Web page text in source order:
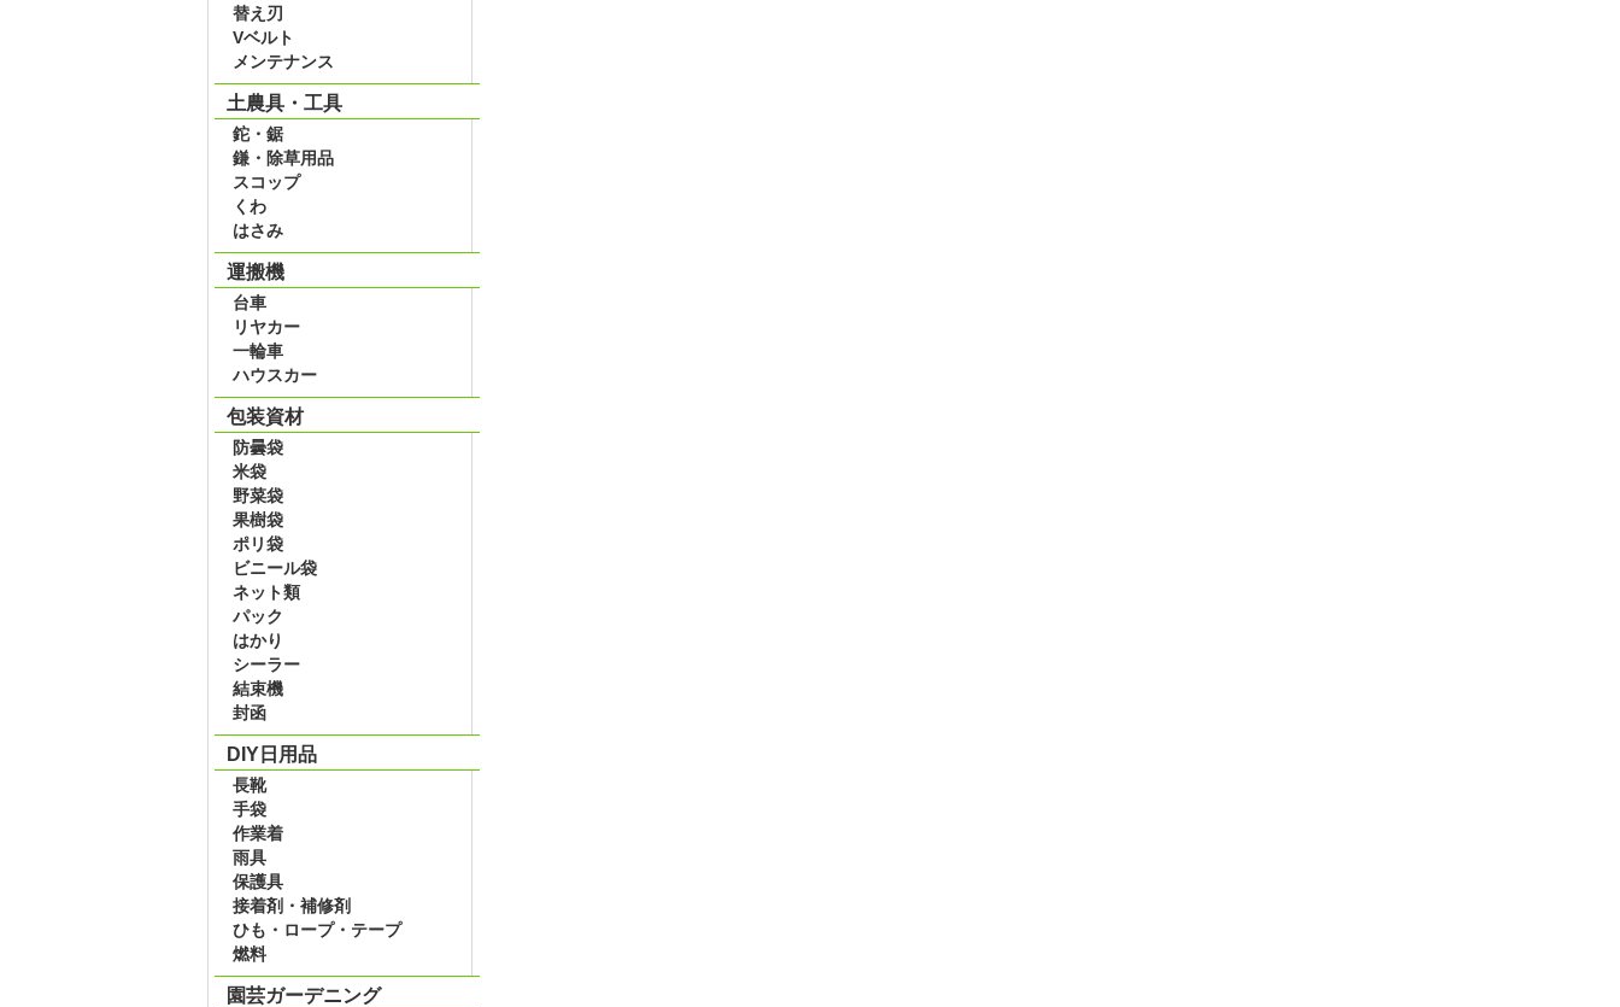
替え刃
Vベルト
メンテナンス
土農具・工具
鉈・鋸
鎌・除草用品
スコップ
くわ
はさみ
運搬機
台車
リヤカー
一輪車
ハウスカー
包装資材
防曇袋
米袋
野菜袋
果樹袋
ポリ袋
ビニール袋
ネット類
パック
はかり
シーラー
結束機
封函
DIY日用品
長靴
手袋
作業着
雨具
保護具
接着剤・補修剤
ひも・ロープ・テープ
燃料
園芸ガーデニング